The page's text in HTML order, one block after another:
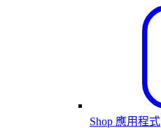
Shop 應用程式